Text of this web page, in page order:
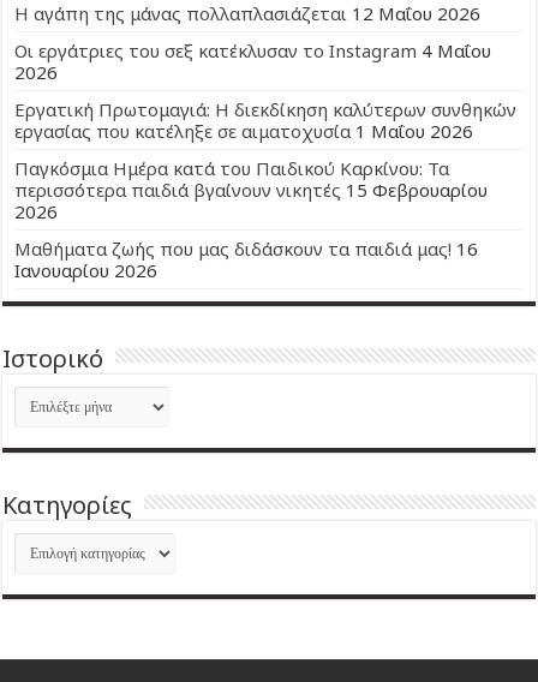
Η αγάπη της μάνας πολλαπλασιάζεται 12 Μαΐου 2026
Οι εργάτριες του σεξ κατέκλυσαν το Instagram 4 Μαΐου
2026
Εργατική Πρωτομαγιά: Η διεκδίκηση καλύτερων συνθηκών
εργασίας που κατέληξε σε αιματοχυσία 1 Μαΐου 2026
Παγκόσμια Ημέρα κατά του Παιδικού Καρκίνου: Τα
περισσότερα παιδιά βγαίνουν νικητές 15 Φεβρουαρίου
2026
Μαθήματα ζωής που μας διδάσκουν τα παιδιά μας! 16
Ιανουαρίου 2026
Ιστορικό
Ιστορικό
Kατηγορίες
Kατηγορίες